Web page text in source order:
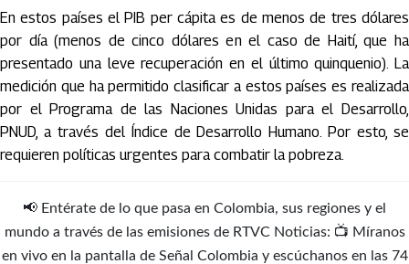
En estos países el PIB per cápita es de menos de tres dólares
por día (menos de cinco dólares en el caso de Haití, que ha
presentado una leve recuperación en el último quinquenio). La
medición que ha permitido clasificar a estos países es realizada
por el Programa de las Naciones Unidas para el Desarrollo,
PNUD, a través del Índice de Desarrollo Humano. Por esto, se
requieren políticas urgentes para combatir la pobreza.
📢 Entérate de lo que pasa en Colombia, sus regiones y el
mundo a través de las emisiones de RTVC Noticias: 📺 Míranos
en vivo en la pantalla de Señal Colombia y escúchanos en las 74